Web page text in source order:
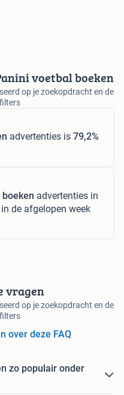
voetbal boeken
op je zoekopdracht en de
advertenties is 79,2%
advertenties in
de afgelopen week
vragen
op je zoekopdracht en de
over deze FAQ
zo populair onder